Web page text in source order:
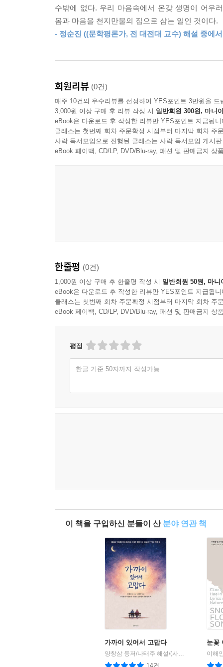
--- 「들 밖의 길」 중에서
가다가 강물이
흙과 모래와 자갈돌 불러모아
풀과 나무를 기르니
가다가 물에 사는 무릇 고기와
목숨 지닌 것들이 지나가다가 잠시
여섯 발 가진 곤충이며
두 발 지닌 새들까지
찾아와 지절거려주니 이 얼마나 감격스런
사건이겠습니까?
살아가다가 땀 흘리며 가쁜 숨
더러는 무릎 꺾고 주저앉아
섬이라도 한 채 찾아낼 일입니다.
수밖에 없다. 우리 마음속에서 온갖 생명이 어우
몸과 마음을 천지만물의 집으로 삼는 일인 것이다.
- 정순진 ((문학평론가, 전 대전대 교수) 해설 중에
회원리뷰 (0건)
매주 10건의 우수리뷰를 선정하여 YES포인트 3만원을 드
3,000원 이상 구매 후 리뷰 작성 시 일반회원 300원, 마니
eBook은 다운로드 후 작성한 리뷰만 YES포인트 지급됩니
클래스는 첫번째 회차 주문확정 시점부터 마지막 회차 주
사락 독서모임으로 진행된 클래스는 사락 독서모임 게시
eBook 페이백, CD/LP, DVD/Blu-ray, 패션 및 판매금지 상
한줄평 (0건)
1,000원 이상 구매 후 한줄평 작성 시 일반회원 50원, 마니
eBook은 다운로드 후 작성한 리뷰만 YES포인트 지급됩니
클래스는 첫번째 회차 주문확정 시점부터 마지막 회차 주
eBook 페이백, CD/LP, DVD/Blu-ray, 패션 및 판매금지 상
평점
한글 기준 50자까지 작성가능
이 책을 구입하신 분들이 산 분야 연관 책
가까이 있어서 고맙다
양창삼 등저/나태주 해설/(사)한국시인협회,한국노인종합복지관협회 편
14건
눈꽃